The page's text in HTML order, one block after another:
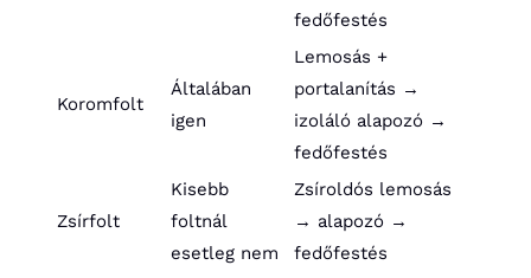
fedőfestés
Koromfolt
Általában
igen
Lemosás +
portalanítás →
izoláló alapozó →
fedőfestés
Zsírfolt
Kisebb
foltnál
esetleg nem
Zsíroldós lemosás
→ alapozó →
fedőfestés